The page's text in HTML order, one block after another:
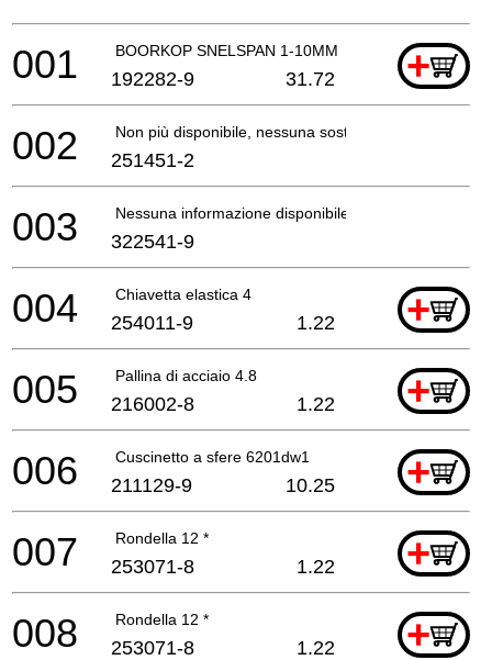
BOORKOP SNELSPAN 1-10MM +
001 192282-9 31.72
Non più disponibile, nessuna sostituzione
002 251451-2
Nessuna informazione disponibile, non ordinabile
003 322541-9
Chiavetta elastica 4 +
004 254011-9 1.22
Pallina di acciaio 4.8 +
005 216002-8 1.22
Cuscinetto a sfere 6201dw1 +
006 211129-9 10.25
Rondella 12 * +
007 253071-8 1.22
Rondella 12 * +
008 253071-8 1.22